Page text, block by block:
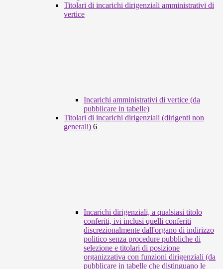
Titolari di incarichi dirigenziali amministrativi di
vertice
Incarichi amministrativi di vertice (da
pubblicare in tabelle)
Titolari di incarichi dirigenziali (dirigenti non
generali) 6
Incarichi dirigenziali, a qualsiasi titolo
conferiti, ivi inclusi quelli conferiti
discrezionalmente dall'organo di indirizzo
politico senza procedure pubbliche di
selezione e titolari di posizione
organizzativa con funzioni dirigenziali (da
pubblicare in tabelle che distinguano le